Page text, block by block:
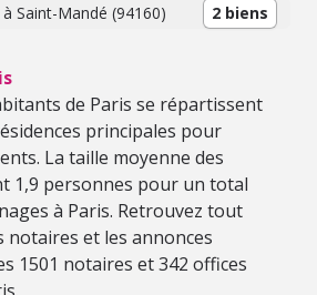
Saint-Mandé (94160) 2 biens
de Paris se répartissent
principales pour
La taille moyenne des
1,9 personnes pour un total
à Paris. Retrouvez tout
notaires et les annonces
1501 notaires et 342 offices